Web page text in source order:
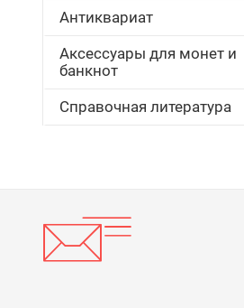
Антиквариат
Аксессуары для монет и
банкнот
Справочная литература